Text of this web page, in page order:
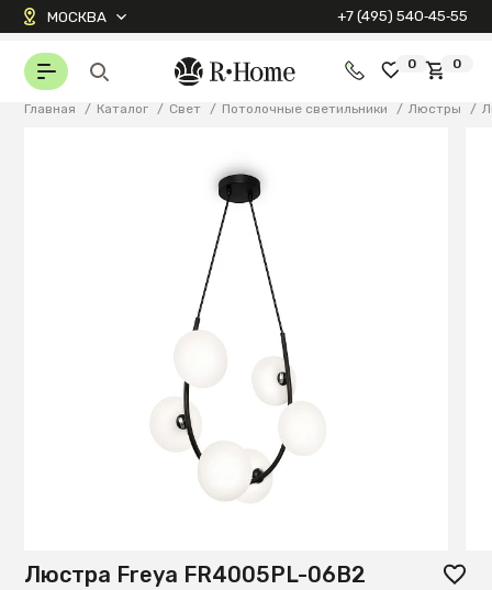
МОСКВА +7 (495) 540‑45‑55
0 0
Главная / Каталог / Свет / Потолочные светильники / Люстры /
Люстра Freya FR4005PL-06B2